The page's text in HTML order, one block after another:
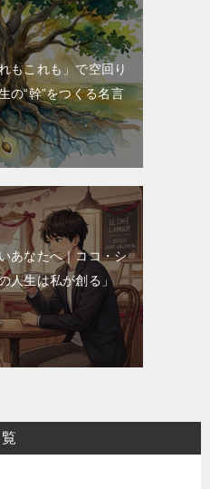
もこれも」で空回り
の“幹”をつくる名言
あなたへ｜ココ・シ
人生は私が創る」